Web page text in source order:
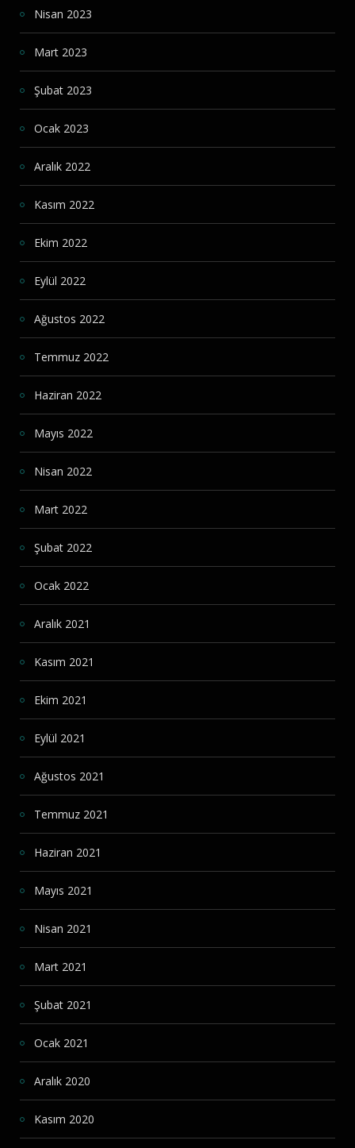
Nisan 2023
Mart 2023
Şubat 2023
Ocak 2023
Aralık 2022
Kasım 2022
Ekim 2022
Eylül 2022
Ağustos 2022
Temmuz 2022
Haziran 2022
Mayıs 2022
Nisan 2022
Mart 2022
Şubat 2022
Ocak 2022
Aralık 2021
Kasım 2021
Ekim 2021
Eylül 2021
Ağustos 2021
Temmuz 2021
Haziran 2021
Mayıs 2021
Nisan 2021
Mart 2021
Şubat 2021
Ocak 2021
Aralık 2020
Kasım 2020